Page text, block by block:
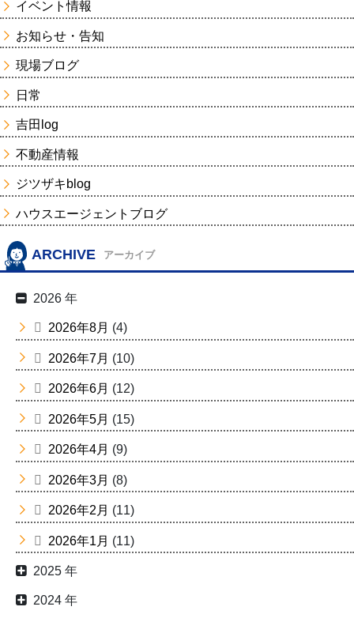
イベント情報
お知らせ・告知
現場ブログ
日常
吉田log
不動産情報
ジツザキblog
ハウスエージェントブログ
ARCHIVE アーカイブ
2026 年
2026年8月 (4)
2026年7月 (10)
2026年6月 (12)
2026年5月 (15)
2026年4月 (9)
2026年3月 (8)
2026年2月 (11)
2026年1月 (11)
2025 年
2024 年